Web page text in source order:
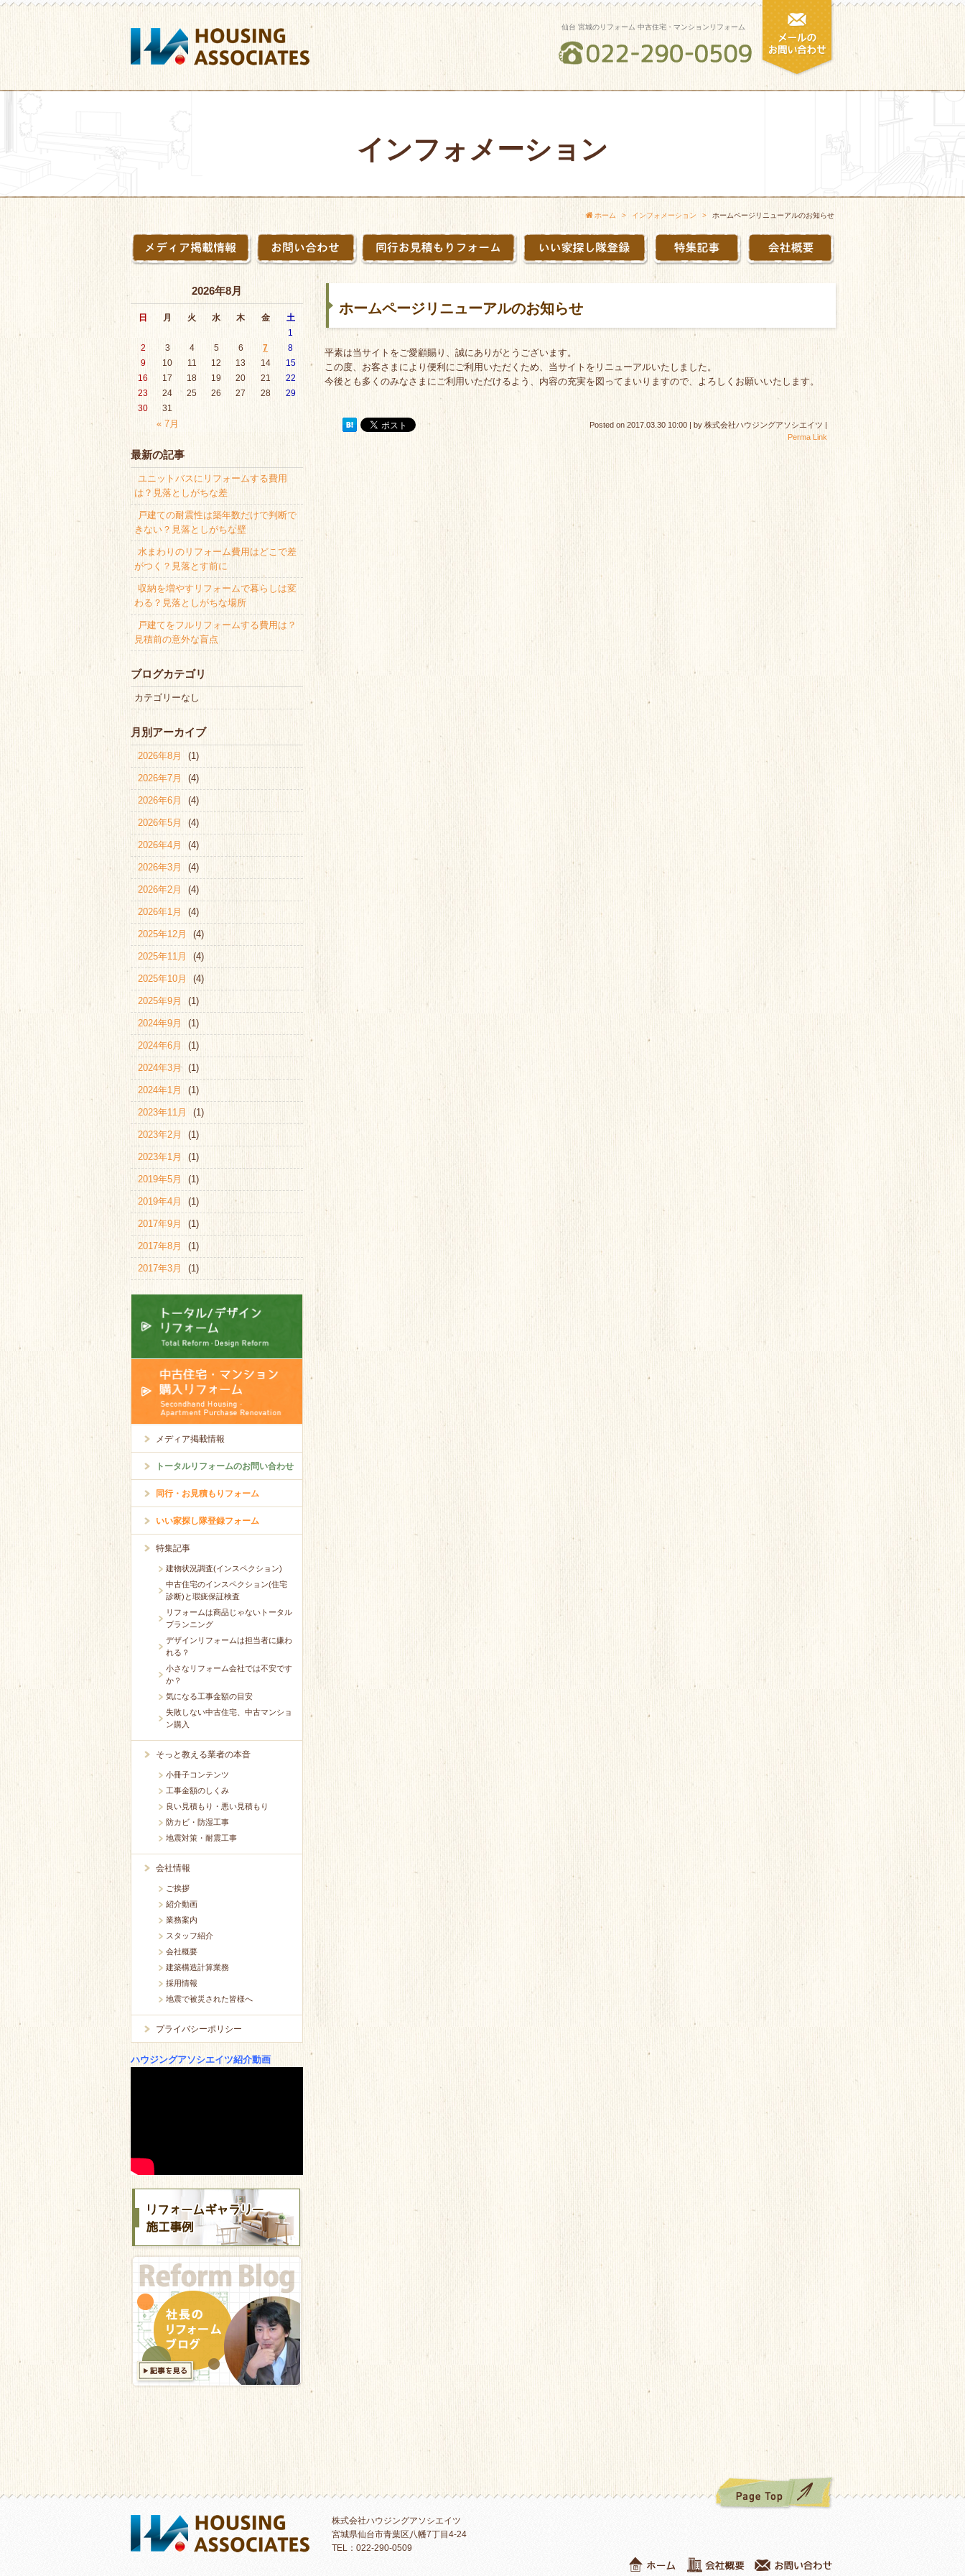
仙台 宮城のリフォーム 中古住宅・マンションリフォーム
ホーム インフォメーション ホームページリニューアルのお知らせ
インフォメーション
ホームページリニューアルのお知らせ
平素は当サイトをご愛顧賜り、誠にありがとうございます。
この度、お客さまにより便利にご利用いただくため、当サイトをリニューアルいたしました。
今後とも多くのみなさまにご利用いただけるよう、内容の充実を図ってまいりますので、よろしくお願いいたします。
Posted on 2017.03.30 10:00 | by 株式会社ハウジングアソシエイツ |
Perma Link
2026年8月
日 月 火 水 木 金 土
« 7月
1
2
3 4 5 6 7
8
9
10 11 12 13 14
15
16
17 18 19 20 21
22
23
24 25 26 27 28
29
30
31
最新の記事
ユニットバスにリフォームする費用
は？見落としがちな差
戸建ての耐震性は築年数だけで判断で
きない？見落としがちな壁
水まわりのリフォーム費用はどこで差
がつく？見落とす前に
収納を増やすリフォームで暮らしは変
わる？見落としがちな場所
戸建てをフルリフォームする費用は？
見積前の意外な盲点
ブログカテゴリ
カテゴリーなし
月別アーカイブ
2026年8月 (1)
2026年7月 (4)
2026年6月 (4)
2026年5月 (4)
2026年4月 (4)
2026年3月 (4)
2026年2月 (4)
2026年1月 (4)
2025年12月 (4)
2025年11月 (4)
2025年10月 (4)
2025年9月 (1)
2024年9月 (1)
2024年6月 (1)
2024年3月 (1)
2024年1月 (1)
2023年11月 (1)
2023年2月 (1)
2023年1月 (1)
2019年5月 (1)
2019年4月 (1)
2017年9月 (1)
2017年8月 (1)
2017年3月 (1)
メディア掲載情報
トータルリフォームのお問い合わせ
同行・お見積もりフォーム
いい家探し隊登録フォーム
特集記事
建物状況調査(インスペクション)
中古住宅のインスペクション(住宅
診断)と瑕疵保証検査
リフォームは商品じゃないトータル
プランニング
デザインリフォームは担当者に嫌わ
れる？
小さなリフォーム会社では不安です
か？
気になる工事金額の目安
失敗しない中古住宅、中古マンショ
ン購入
そっと教える業者の本音
小冊子コンテンツ
工事金額のしくみ
良い見積もり・悪い見積もり
防カビ・防湿工事
地震対策・耐震工事
会社情報
ご挨拶
紹介動画
業務案内
スタッフ紹介
会社概要
建築構造計算業務
採用情報
地震で被災された皆様へ
プライバシーポリシー
ハウジングアソシエイツ紹介動画
株式会社ハウジングアソシエイツ
宮城県仙台市青葉区八幡7丁目4-24
TEL：022-290-0509